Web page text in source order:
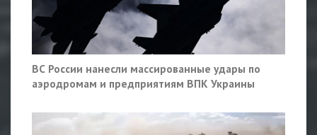
ВС России нанесли массированные удары по
аэродромам и предприятиям ВПК Украины